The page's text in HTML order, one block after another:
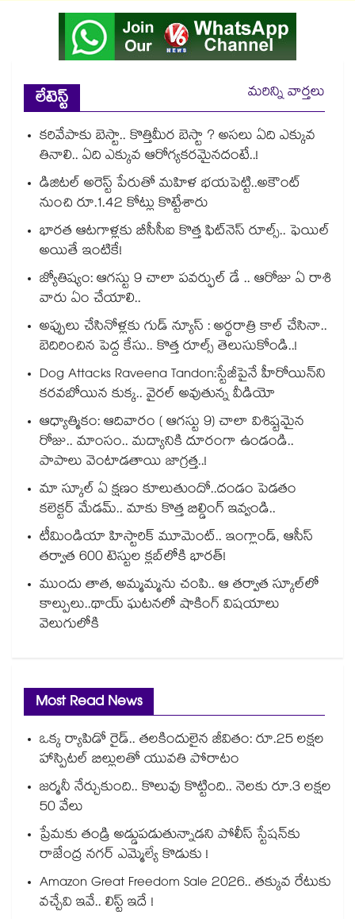
లేటెస్ట్
మరిన్ని వార్తలు
కరివేపాకు బెస్టా.. కొత్తిమీర బెస్టా ? అసలు ఏది ఎక్కువ
తినాలి.. ఏది ఎక్కువ ఆరోగ్యకరమైనదంటే..!
డిజిటల్ అరెస్ట్ పేరుతో మహిళ భయపెట్టి..అకౌంట్
నుంచి రూ.1.42 కోట్లు కొట్టేశారు
భారత ఆటగాళ్లకు బీసీసీఐ కొత్త ఫిట్‌నెస్ రూల్స్.. ఫెయిల్
అయితే ఇంటికే!
జ్యోతిష్యం: ఆగస్టు 9 చాలా పవర్ఫుల్ డే .. ఆరోజు ఏ రాశి
వారు ఏం చేయాలి..
అప్పులు చేసినోళ్లకు గుడ్ న్యూస్ : అర్థరాత్రి కాల్ చేసినా..
బెదిరించిన పెద్ద కేసు.. కొత్త రూల్స్ తెలుసుకోండి..!
Dog Attacks Raveena Tandon:స్టేజీపైనే హీరోయిన్⁬ని
కరవబోయిన కుక్క.. వైరల్ అవుతున్న వీడియో
ఆధ్యాత్మికం: ఆదివారం ( ఆగస్టు 9) చాలా విశిష్టమైన
రోజు.. మాంసం.. మద్యానికి దూరంగా ఉండండి..
పాపాలు వెంటాడతాయి జాగ్రత్త..!
మా స్కూల్ ఏ క్షణం కూలుతుందో..దండం పెడతం
కలెక్టర్ మేడమ్.. మాకు కొత్త బిల్డింగ్ ఇవ్వండి..
టీమిండియా హిస్టారిక్ మూమెంట్.. ఇంగ్లాండ్, ఆసీస్
తర్వాత 600 టెస్టుల క్లబ్‌లోకి భారత్!
ముందు తాత, అమ్మమ్మను చంపి.. ఆ తర్వాత స్కూల్‌లో
కాల్పులు..థాయ్ ఘటనలో షాకింగ్ విషయాలు
వెలుగులోకి
Most Read News
ఒక్క ర్యాపిడో రైడ్.. తలకిందులైన జీవితం: రూ.25 లక్షల
హాస్పిటల్ బిల్లులతో యువతి పోరాటం
జర్మనీ నేర్చుకుంది.. కొలువు కొట్టింది.. నెలకు రూ.3 లక్షల
50 వేలు
ప్రేమకు తండ్రి అడ్డుపడుతున్నాడని పోలీస్ స్టేషన్⁪కు
రాజేంద్ర నగర్ ఎమ్మెల్యే కొడుకు !
Amazon Great Freedom Sale 2026.. తక్కువ రేటుకు
వచ్చేవి ఇవే.. లిస్ట్ ఇదే !